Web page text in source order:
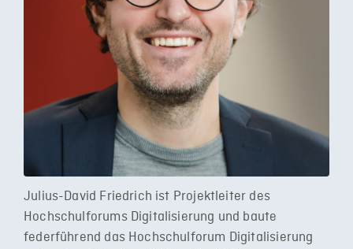
Julius-David Friedrich ist Projektleiter des
Hochschulforums Digitalisierung und baute
federführend das Hochschulforum Digitalisierung